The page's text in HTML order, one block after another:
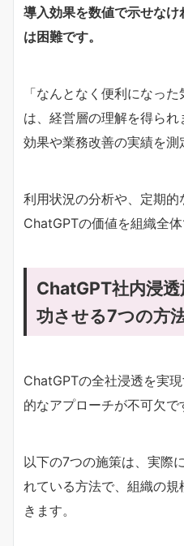
導入効果を数値で示せな
は困難です。
「なんとなく便利になっ
は、経営層の理解を得ら
効果や業務改善の実績を測
利用状況の分析や、定期的
ChatGPTの価値を組織全体
ChatGPT社内浸
功させる7つの方
ChatGPTの全社浸透を実
的なアプローチが不可欠で
以下の7つの施策は、実際
れている方法で、組織の
きます。